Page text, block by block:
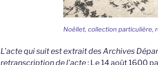
Noëllet, collection particulière,
L’acte qui suit est extrait des Archives
retranscription de l’acte: Le 14 août 1600